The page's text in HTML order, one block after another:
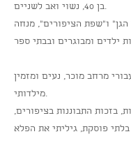
בן 40, נשוי ואב לשניים.
הגן" ו"שפת הציפורים", מנחה
מרחב מוכר, נעים ומזמין
מילדותי.
בזכות התבוננות בציפורים,
פוסקת, גיליתי את הפלא